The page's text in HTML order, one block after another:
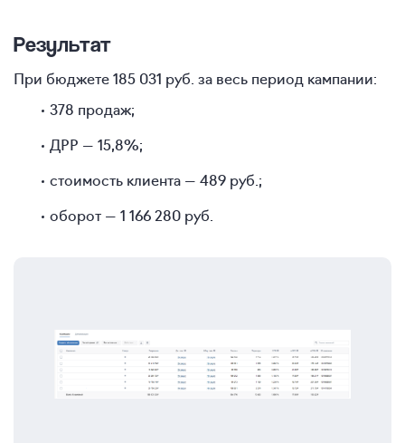
Результат
При бюджете 185 031 руб. за весь период кампании:
378 продаж;
ДРР — 15,8%;
стоимость клиента — 489 руб.;
оборот — 1 166 280 руб.